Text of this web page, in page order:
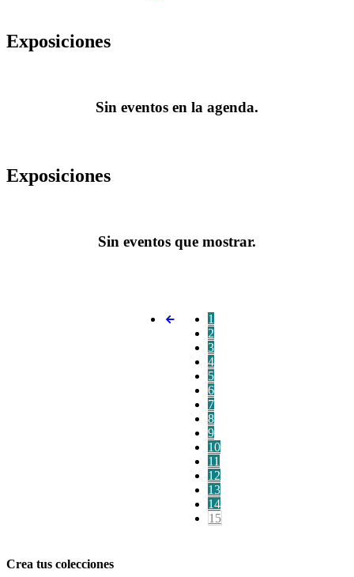
Exposiciones
Sin eventos en la agenda.
Exposiciones
Sin eventos que mostrar.
1
2
3
4
5
6
7
8
9
10
11
12
13
14
15
Crea tus colecciones